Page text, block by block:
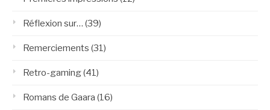
Réflexion sur… (39)
Remerciements (31)
Retro-gaming(41)
Romans de Gaara (16)